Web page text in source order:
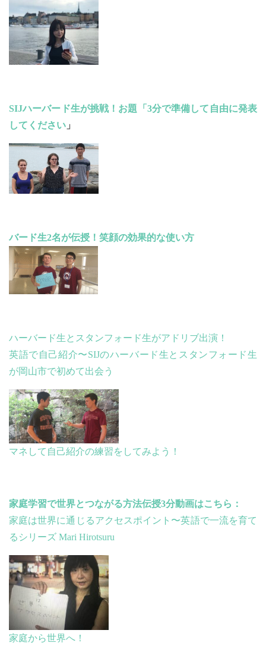
SIJハーバード生が挑戦！お題「3分で準備して自由に発表
してください 」
バード生2名が伝授！笑顔の効果的な使い方
ハーバード生とスタンフォード生がアドリブ出演！
英語で自己紹介〜SIJのハーバード生とスタンフォード生
が岡山市で初めて出会う
マネして自己紹介の練習をしてみよう！
家庭学習で世界とつながる方法伝授3分動画はこちら：
家庭は世界に通じるアクセスポイント〜英語で一流を育て
るシリーズ Mari Hirotsuru
家庭から世界へ！